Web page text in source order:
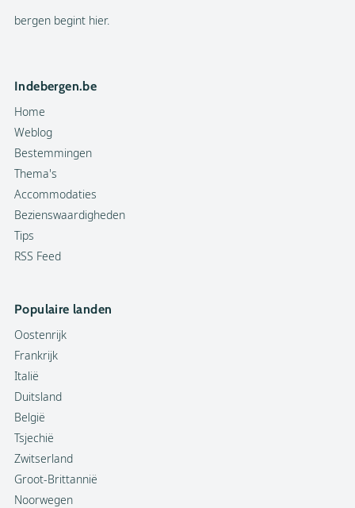
bergen begint hier.
Indebergen.be
Home
Weblog
Bestemmingen
Thema's
Accommodaties
Bezienswaardigheden
Tips
RSS Feed
Populaire landen
Oostenrijk
Frankrijk
Italië
Duitsland
België
Tsjechië
Zwitserland
Groot-Brittannië
Noorwegen